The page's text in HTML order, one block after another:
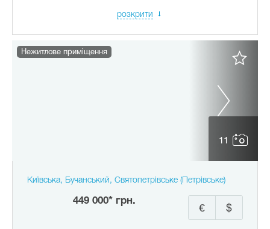
розкрити
11
Нежитлове приміщення
Київська, Бучанський, Святопетрівське (Петрівське)
449 000* грн.
$
€